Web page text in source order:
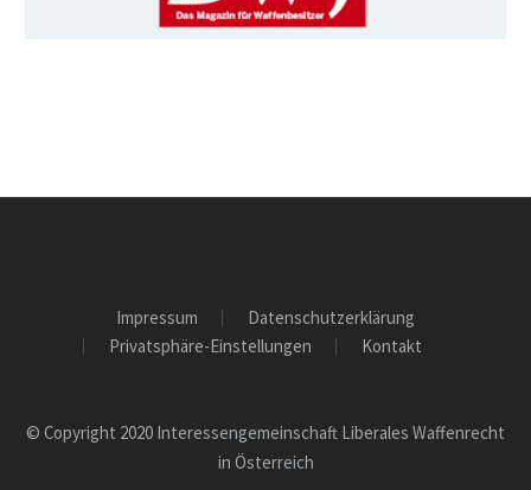
Impressum
Datenschutzerklärung
Privatsphäre-Einstellungen
Kontakt
© Copyright 2020 Interessengemeinschaft Liberales Waffenrecht
in Österreich